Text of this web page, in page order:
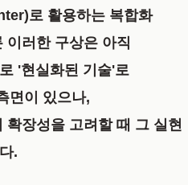
로 활용하는 복합화
이러한 구상은 아직
로 '현실화된 기술'로
면이 있으나,
장성을 고려할 때 그 실현
.